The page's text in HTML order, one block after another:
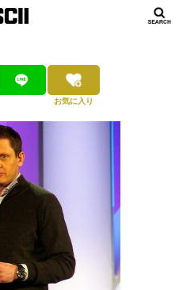
お気に入り